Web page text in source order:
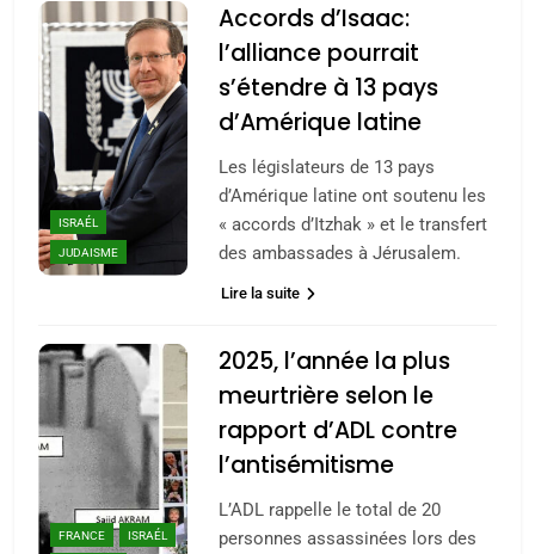
ISRAÉL
JUDAISME
Accords d’Isaac:
l’alliance pourrait
s’étendre à 13 pays
d’Amérique latine
Les législateurs de 13 pays
d’Amérique latine ont soutenu les
« accords d’Itzhak » et le transfert
des ambassades à Jérusalem.
Lire la suite
FRANCE
ISRAÉL
2025, l’année la plus
meurtrière selon le
rapport d’ADL contre
l’antisémitisme
L’ADL rappelle le total de 20
personnes assassinées lors des